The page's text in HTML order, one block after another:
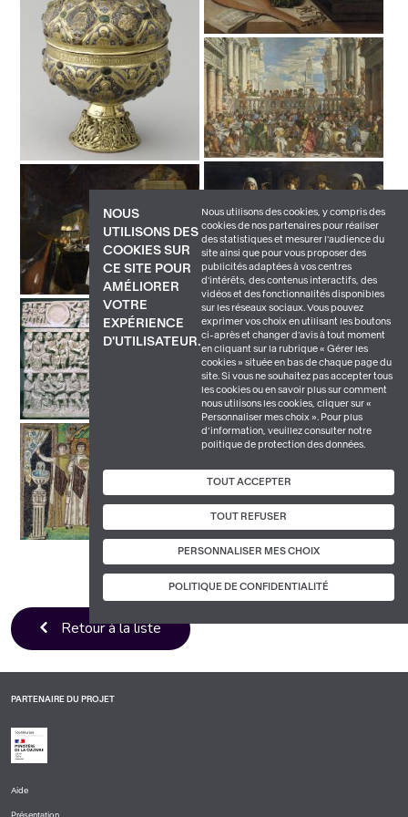
NOUS
UTILISONS DES
COOKIES SUR
CE SITE POUR
AMÉLIORER
VOTRE
EXPÉRIENCE
D'UTILISATEUR.
Nous utilisons des cookies, y compris des
cookies de nos partenaires pour réaliser
des statistiques et mesurer l'audience du
site ainsi que pour vous proposer des
publicités adaptées à vos centres
d'intérêts, des contenus interactifs, des
vidéos et des fonctionnalités disponibles
sur les réseaux sociaux. Vous pouvez
exprimer vos choix en utilisant les boutons
ci-après et changer d’avis à tout moment
en cliquant sur la rubrique « Gérer les
cookies » située en bas de chaque page du
site. Si vous ne souhaitez pas accepter tous
les cookies ou en savoir plus sur comment
nous utilisons les cookies, cliquer sur «
Personnaliser mes choix ». Pour plus
d’information, veuillez consulter notre
politique de protection des données.
TOUT ACCEPTER
TOUT REFUSER
PERSONNALISER MES CHOIX
POLITIQUE DE CONFIDENTIALITÉ
Retour à la liste
PARTENAIRE DU PROJET
Aide
Présentation